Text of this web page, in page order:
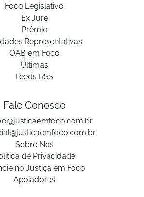
Foco Legislativo
Ex Jure
Prêmio
Representativas
OAB em Foco
Últimas
Feeds RSS
Fale Conosco
Sobre Nós
de Privacidade
no Justiça em Foco
Apoiadores